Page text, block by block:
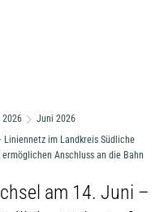
2026
Juni 2026
Liniennetz im Landkreis Südliche
Anschluss an die Bahn
am 14. Juni –